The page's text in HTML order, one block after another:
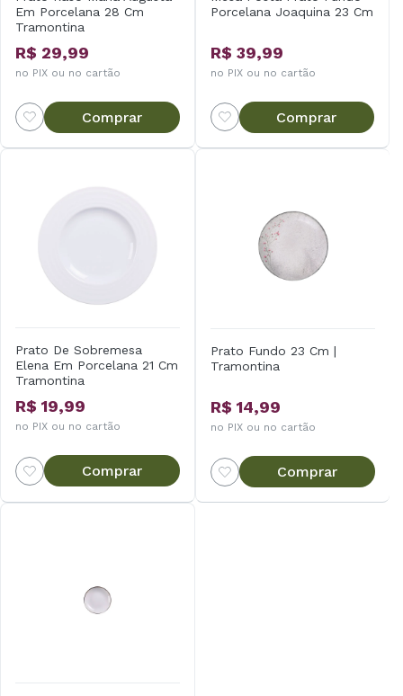
Em Porcelana 28 Cm
Tramontina
R$ 29,99
no PIX ou no cartão
Comprar
Porcelana Joaquina 23 Cm
R$ 39,99
no PIX ou no cartão
Comprar
Prato De Sobremesa
Elena Em Porcelana 21 Cm
Tramontina
R$ 19,99
no PIX ou no cartão
Comprar
Prato Fundo 23 Cm |
Tramontina
R$ 14,99
no PIX ou no cartão
Comprar